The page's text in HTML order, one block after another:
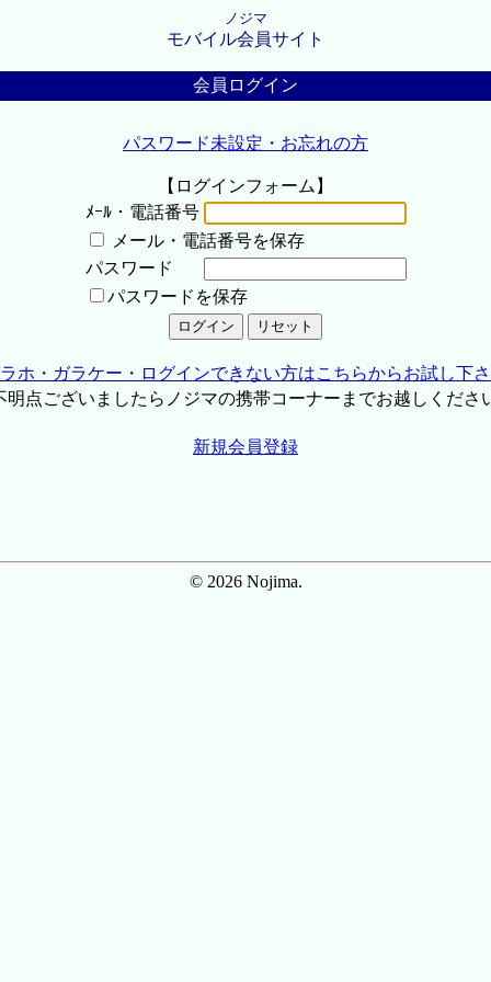
ノジマ
モバイル会員サイト
会員ログイン
パスワード未設定・お忘れの方
【ログインフォーム】
ﾒｰﾙ・電話番号
メール・電話番号を保存
パスワード
パスワードを保存
ホ・ガラケー・ログインできない方はこちらからお試し下
点ございましたらノジマの携帯コーナーまでお越しくださ
新規会員登録
© 2026 Nojima.